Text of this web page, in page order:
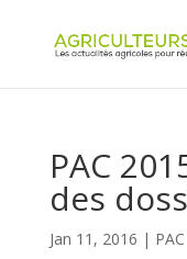
PAC
des
Jan 11, 2016 | PAC